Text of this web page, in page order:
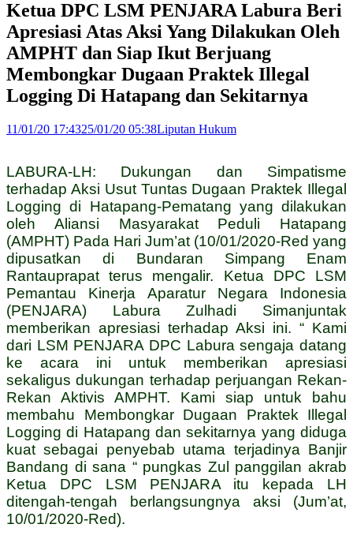
Ketua DPC LSM PENJARA Labura Beri
Apresiasi Atas Aksi Yang Dilakukan Oleh
AMPHT dan Siap Ikut Berjuang
Membongkar Dugaan Praktek Illegal
Logging Di Hatapang dan Sekitarnya
11/01/20 17:4325/01/20 05:38Liputan Hukum
LABURA-LH: Dukungan dan Simpatisme
terhadap Aksi Usut Tuntas Dugaan Praktek Illegal
Logging di Hatapang-Pematang yang dilakukan
oleh Aliansi Masyarakat Peduli Hatapang
(AMPHT) Pada Hari Jum’at (10/01/2020-Red yang
dipusatkan di Bundaran Simpang Enam
Rantauprapat terus mengalir. Ketua DPC LSM
Pemantau Kinerja Aparatur Negara Indonesia
(PENJARA) Labura Zulhadi Simanjuntak
memberikan apresiasi terhadap Aksi ini. “ Kami
dari LSM PENJARA DPC Labura sengaja datang
ke acara ini untuk memberikan apresiasi
sekaligus dukungan terhadap perjuangan Rekan-
Rekan Aktivis AMPHT. Kami siap untuk bahu
membahu Membongkar Dugaan Praktek Illegal
Logging di Hatapang dan sekitarnya yang diduga
kuat sebagai penyebab utama terjadinya Banjir
Bandang di sana “ pungkas Zul panggilan akrab
Ketua DPC LSM PENJARA itu kepada LH
ditengah-tengah berlangsungnya aksi (Jum’at,
10/01/2020-Red).